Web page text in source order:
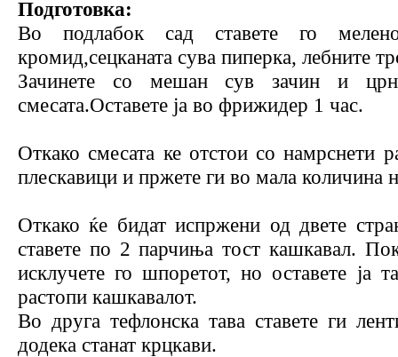
Подготовка:
Во подлабок сад ставете го
кромид,сецканата сува пиперка, лебните
Зачинете со мешан сув зачин и
смесата.Оставете ја во фрижидер 1 час.
Откако смесата ке отстои со намрснети
плескавици и пржете ги во мала количина
Откако ќе бидат испржени од двете
ставете по 2 парчиња тост кашкавал.
исклучете го шпоретот, но оставете ја
растопи кашкавалот.
Во друга тефлонска тава ставете ги
додека станат крцкави.